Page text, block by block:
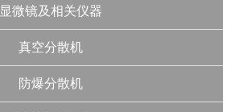
显微镜及相关仪器
真空分散机
防爆分散机